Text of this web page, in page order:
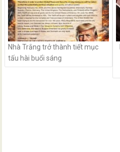
Nhà Trắng trở thành tiết mục
tấu hài buổi sáng